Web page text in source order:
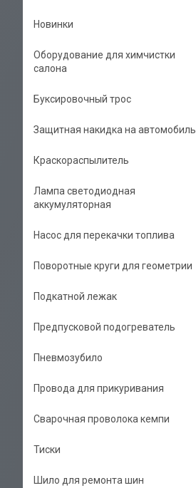
Новинки
Оборудование для химчистки
салона
Буксировочный трос
Защитная накидка на автомобиль
Краскораспылитель
Лампа светодиодная
аккумуляторная
Насос для перекачки топлива
Поворотные круги для геометрии
Подкатной лежак
Предпусковой подогреватель
Пневмозубило
Провода для прикуривания
Сварочная проволока кемпи
Тиски
Шило для ремонта шин